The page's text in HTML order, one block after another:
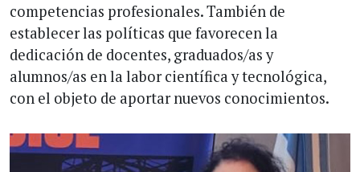
competencias profesionales. También de
establecer las políticas que favorecen la
dedicación de docentes, graduados/as y
alumnos/as en la labor científica y tecnológica,
con el objeto de aportar nuevos conocimientos.